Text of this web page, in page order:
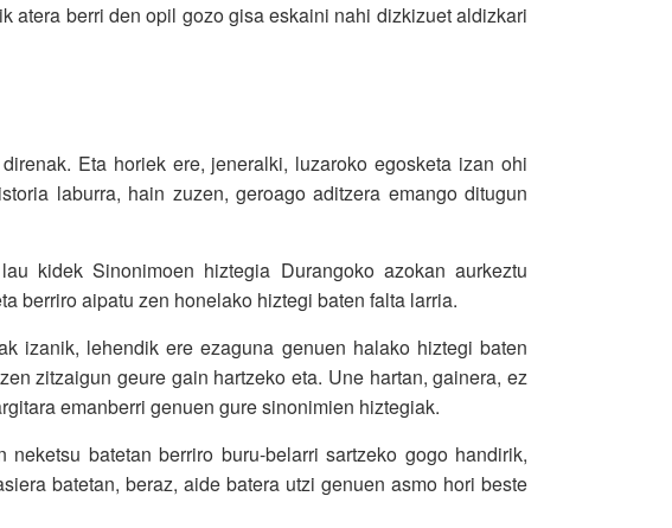
atera berri den opil gozo gisa eskaini nahi dizkizuet aldizkari
Eta horiek ere, jeneralki, luzaroko egosketa izan ohi
laburra, hain zuzen, geroago aditzera emango ditugun
kidek Sinonimoen hiztegia Durangoko azokan aurkeztu
berriro aipatu zen honelako hiztegi baten falta larria.
izanik, lehendik ere ezaguna genuen halako hiztegi baten
zitzaigun geure gain hartzeko eta. Une hartan, gainera, ez
emanberri genuen gure sinonimien hiztegiak.
batetan berriro buru-belarri sartzeko gogo handirik,
batetan, beraz, aide batera utzi genuen asmo hori beste